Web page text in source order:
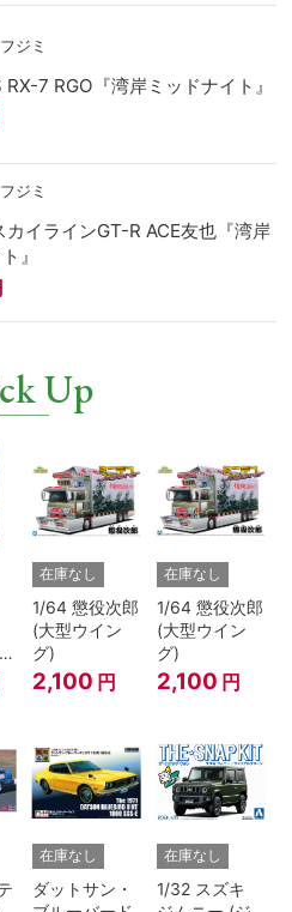
フジミ
7 RGO『湾岸ミッドナイト』
フジミ
イラインGT-R ACE友也『湾岸
』
Up
在庫なし
1/64 懲役次郎
(大型ウイン
グ)
2,100 円
在庫なし
1/64 懲役次郎
(大型ウイン
グ)
2,100 円
在庫なし
ダットサン・
在庫なし
1/32 スズキ